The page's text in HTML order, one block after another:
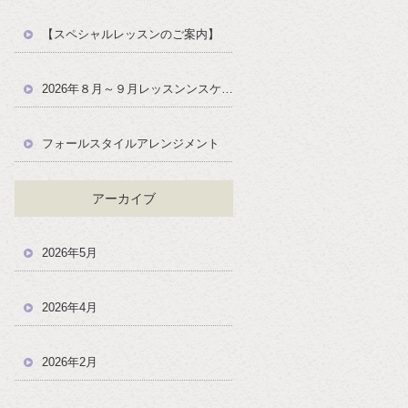
【スペシャルレッスンのご案内】
フォールスタイルアレンジメント
アーカイブ
2026年5月
2026年4月
2026年2月